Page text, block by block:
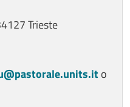
Trieste
o